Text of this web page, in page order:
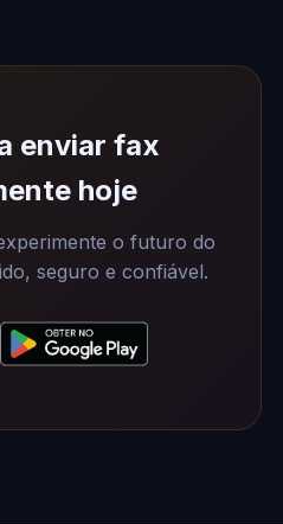
enviar fax
hoje
o futuro do
seguro e confiável.